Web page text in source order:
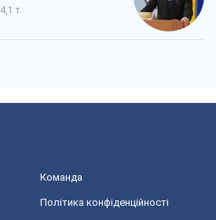
4,1 т.
Команда
Політика конфіденційності